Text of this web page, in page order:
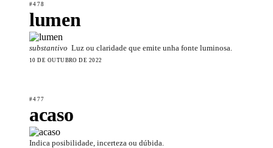
#478
lumen
substantivo Luz ou claridade que emite unha fonte luminosa.
10 DE OUTUBRO DE 2022
#477
acaso
Indica posibilidade, incerteza ou dúbida.